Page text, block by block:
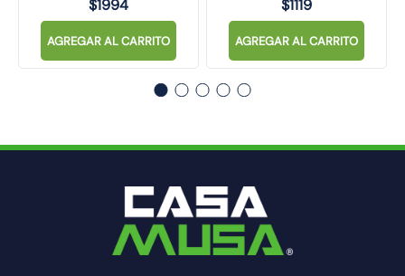
$1994
AGREGAR AL CARRITO
$1119
AGREGAR AL CARRITO